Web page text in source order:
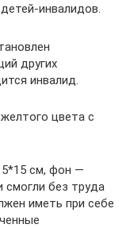
инвалидов.
других
инвалид.
цвета с
см, фон —
без труда
иметь при себе